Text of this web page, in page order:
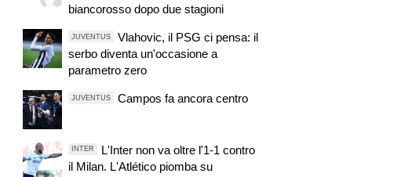
biancorosso dopo due stagioni
JUVENTUS
Vlahovic, il PSG ci pensa: il
serbo diventa un'occasione a
parametro zero
JUVENTUS Campos fa ancora centro
INTER
L'Inter non va oltre l'1-1 contro
il Milan. L'Atlético piomba su